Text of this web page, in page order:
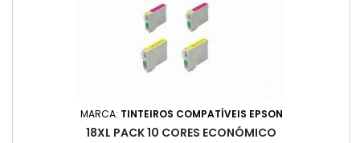
MARCA: TINTEIROS COMPATÍVEIS EPSON
18XL PACK 10 CORES ECONÓMICO